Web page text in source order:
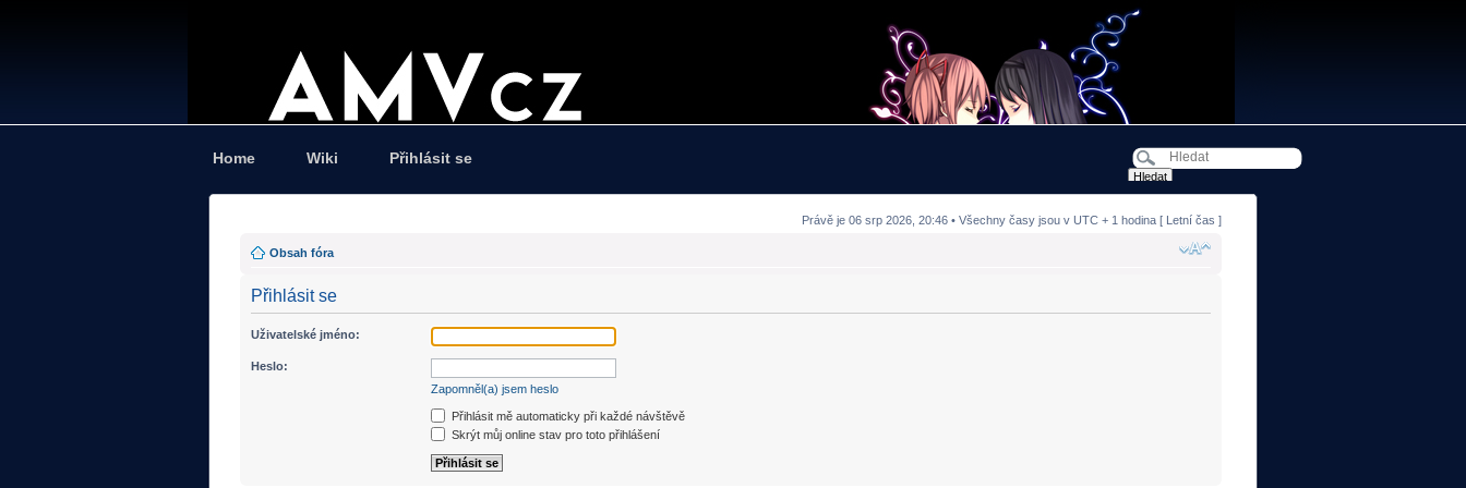
Home Wiki Přihlásit se
Právě je 06 srp 2026, 20:46 • Všechny časy jsou v UTC + 1 hodina [ Letní čas ]
Obsah fóra
Přihlásit se
Uživatelské jméno:
Heslo:
Zapomněl(a) jsem heslo
Přihlásit mě automaticky při každé návštěvě
Skrýt můj online stav pro toto přihlášení